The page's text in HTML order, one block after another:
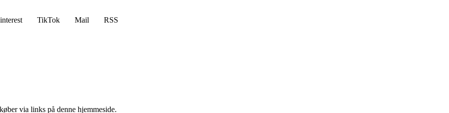
TikTok Mail
RSS
via links på denne hjemmeside.